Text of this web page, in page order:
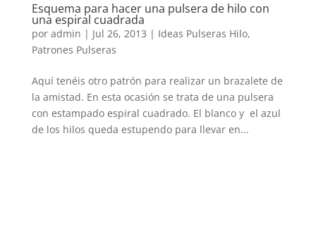
Esquema para hacer una pulsera de hilo con
una espiral cuadrada
por admin | Jul 26, 2013 | Ideas Pulseras Hilo,
Patrones Pulseras
Aquí tenéis otro patrón para realizar un brazalete de
la amistad. En esta ocasión se trata de una pulsera
con estampado espiral cuadrado. El blanco y el azul
de los hilos queda estupendo para llevar en...